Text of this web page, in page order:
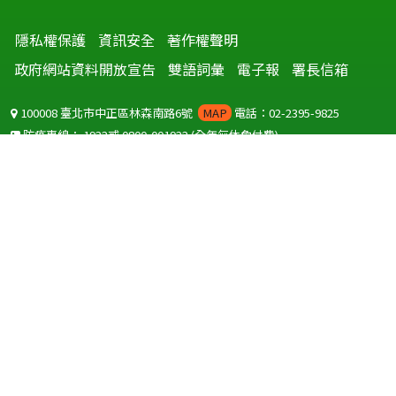
隱私權保護 資訊安全 著作權聲明
政府網站資料開放宣告
雙語詞彙 電子報 署長信箱
100008 臺北市中正區林森南路6號 MAP 電話：02-2395-9825
防疫專線：1922或0800-001922(全年無休免付費)